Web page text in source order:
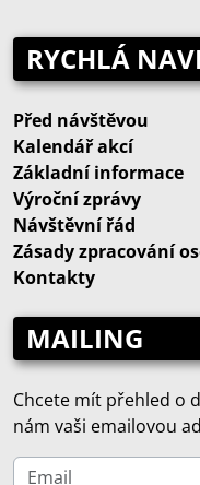
RYCHLÁ
Před návštěvou
Kalendář akcí
Základní informace
Výroční zprávy
Návštěvní řád
Zásady zpracování
Kontakty
MAILING
Chcete mít přehled o
nám vaši emailovou